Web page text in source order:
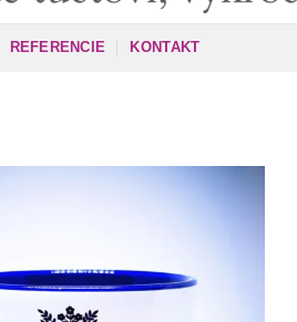
REFERENCIE KONTAKT
si prosím